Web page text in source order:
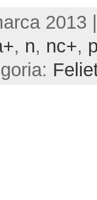
2013
, n, nc+,